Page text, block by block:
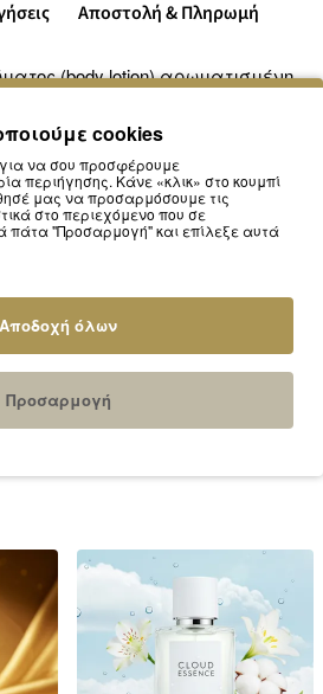
Αποστολή & Πληρωμή
(body lotion) αρωματισμένη
σας την απαλή μυρωδιά του
ενώ σας ενυδατώνει
αίσθηση φρεσκάδας.
από το δέρμα χωρίς να
αίσθηση της λιπαρότητας.
των 100 και 250 ml
cookies
να σου προσφέρουμε
περιήγησης. Κάνε «κλικ» στο κουμπί
μας να προσαρμόσουμε τις
στο περιεχόμενο που σε
πάτα "Προσαρμογή" και επίλεξε αυτά
Αποδοχή όλων
Προσαρμογή